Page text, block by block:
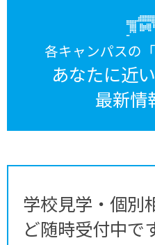
各キャンパスの
あなたに近
最新情
学校見学・個別
ど随時受付中で